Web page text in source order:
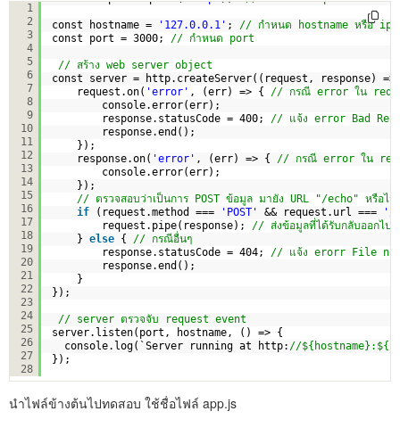
1
2
3
4
5
6
7
8
9
10
11
12
13
14
15
16
17
18
19
20
21
22
23
24
25
26
27
28
const hostname = '127.0.0.1' ; // กำหนด hostname หรือ ip
const port = 3000; // กำหนด port
// สร้าง web server object
const server = http.createServer((request,
request.on( 'error' , (err) => { // กรณี error ใน
console.error(err);
response.statusCode = 400; // แจ้ง error Bad
response.end();
});
response.on( 'error' , (err) => { // กรณี error ใน
console.error(err);
});
// ตรวจสอบว่าเป็นการ POST ข้อมูล มายัง URL "/echo" หรือไม่
if
(request.method === 'POST' && request.url ===
'/
request.pipe(response); // ส่งข้อมูลที่ได้รับกลับออกไ
} else { // กรณีอื่นๆ
response.statusCode = 404; // แจ้ง erorr File
response.end();
}
});
// server ตรวจจับ request event
server.listen(port, hostname, () => {
console.log(`Server running at http: //
});
นำไฟล์ข้างต้นไปทดสอบ ใช้ชื่อไฟล์ app.js